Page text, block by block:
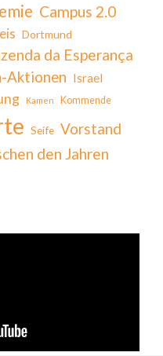
Campus 2.0
Dortmund
da Esperança
Aktionen Israel
Kamen Kommende
Seife Vorstand
den Jahren